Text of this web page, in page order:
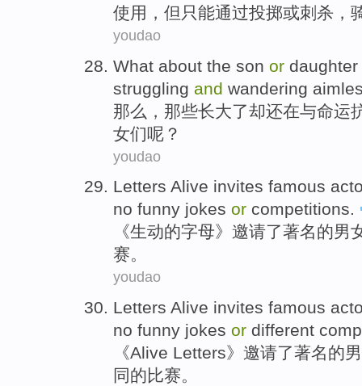
使用 ， 但 只能通过投掷或刺杀 ，
youdao
What about the son or daughter
struggling and wandering
那么， 那些长大了却还在与命运
女们呢？
youdao
Letters Alive invites famous
no funny jokes or competitions.
《生动的字母》 邀请了著名的男
赛。
youdao
Letters Alive invites famous
no funny jokes or different
《Alive Letters》 邀请了著名的
同的比赛。